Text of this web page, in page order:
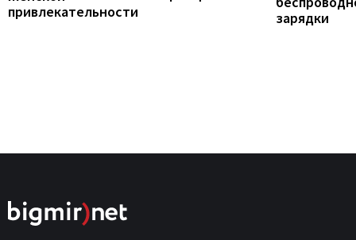
привлекательности
зарядки